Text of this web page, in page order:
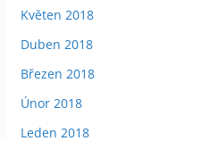
Květen 2018
Duben 2018
Březen 2018
Únor 2018
Leden 2018